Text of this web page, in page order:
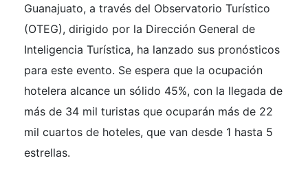
Guanajuato, a través del Observatorio Turístico
(OTEG), dirigido por la Dirección General de
Inteligencia Turística, ha lanzado sus pronósticos
para este evento. Se espera que la ocupación
hotelera alcance un sólido 45%, con la llegada de
más de 34 mil turistas que ocuparán más de 22
mil cuartos de hoteles, que van desde 1 hasta 5
estrellas.